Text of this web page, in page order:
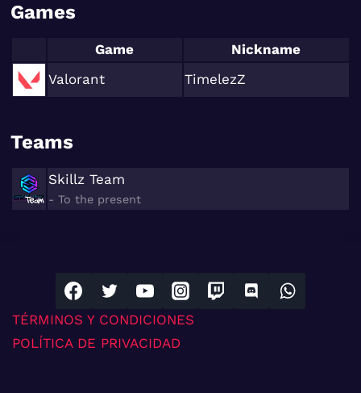
Games
Game
Nickname
Valorant
TimelezZ
Teams
Skillz Team
- To the present
TÉRMINOS Y CONDICIONES
POLÍTICA DE PRIVACIDAD